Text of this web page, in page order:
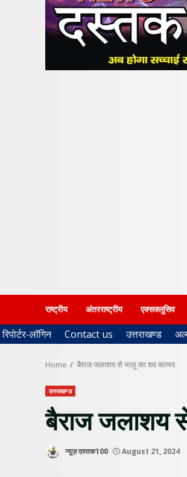
राष्ट्रीय अंतरराष्ट्रीय एक्सक्लूसिव
रिपोर्टर-लॉगिन Contact us उत्तराखण्ड
Home बैराज जलाशय से भालू का शव बरामद
उत्तराखण्ड
बैराज जलाशय
न्यूज़ दस्तक100 August 21, 2024